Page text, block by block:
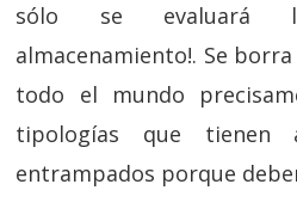
sólo se evaluará
almacenamiento!. Se
todo el mundo
tipologías que tienen
entrampados porque